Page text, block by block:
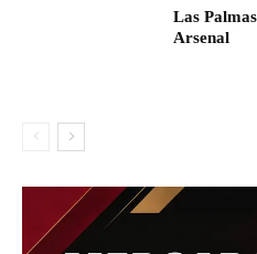
Las
Arsenal